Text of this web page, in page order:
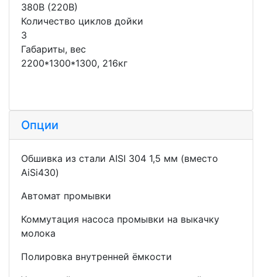
380В (220В)
Количество циклов дойки
3
Габариты, вес
2200*1300*1300, 216кг
Опции
Обшивка из стали AISI 304 1,5 мм (вместо
AiSi430)
Автомат промывки
Коммутация насоса промывки на выкачку
молока
Полировка внутренней ёмкости